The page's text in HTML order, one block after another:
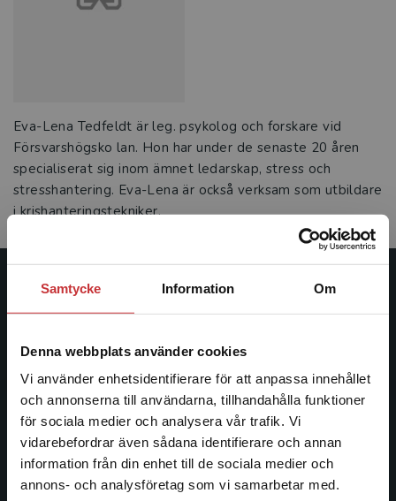
Samtycke Information Om
Denna webbplats använder cookies
Vi använder enhetsidentifierare för att anpassa innehållet
och annonserna till användarna, tillhandahålla funktioner
för sociala medier och analysera vår trafik. Vi
vidarebefordrar även sådana identifierare och annan
information från din enhet till de sociala medier och
annons- och analysföretag som vi samarbetar med.
Begränsad fraktregion
Eva-Lena Tedfeldt är leg. psykolog och forskare vid
Försvarshögsko lan. Hon har under de senaste 20 åren
specialiserat sig inom ämnet ledarskap, stress och
stresshantering. Eva-Lena är också verksam som utbildare
i krishanteringstekniker.
Studentlitteratur
ledande utbildningsförlag. Med läromedel, kurslitteratur,
facklitteratur, utbildningar och digitala
informationstjänster i utbudet, finns Studentlitteratur med
längs hela kunskapsresan.
Kontakta oss